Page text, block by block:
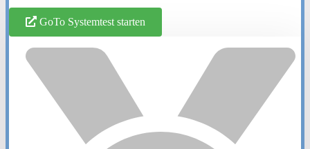
GoTo Systemtest starten